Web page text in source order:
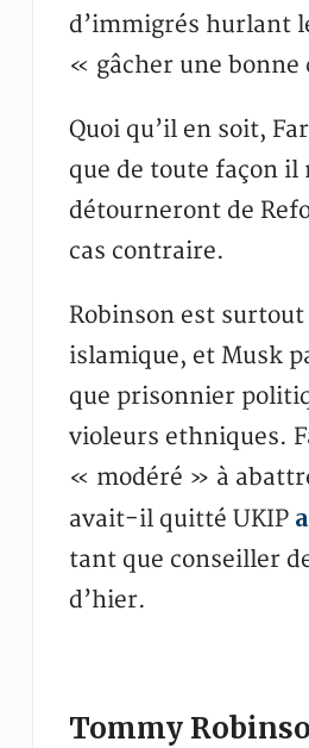
d’immigrés hurlant
« gâcher une
Quoi qu’il en soit,
que de toute façon il
détourneront de
cas contraire.
Robinson est
islamique, et Musk
que prisonnier
violeurs ethniques.
« modéré » à
avait-il quitté UKIP
tant que conseiller
d’hier.
Tommy